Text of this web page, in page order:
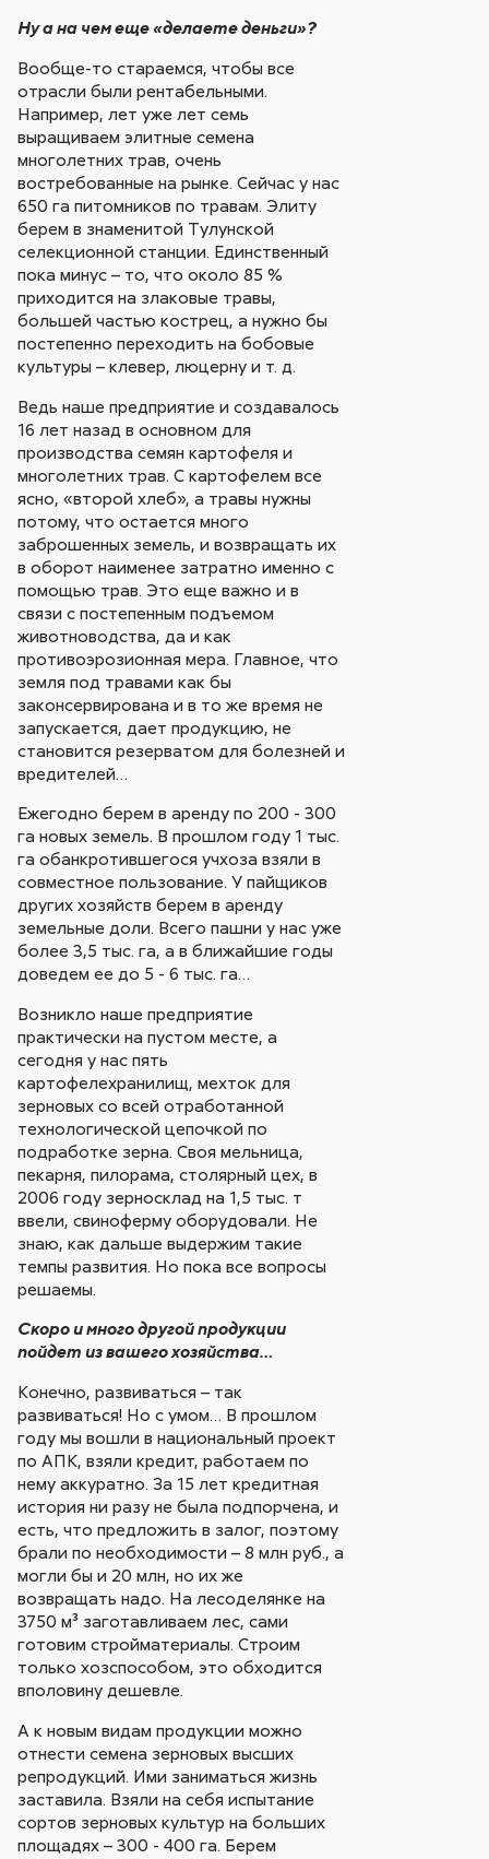
Ну а на чем еще «делаете деньги»?
Вообще-то стараемся, чтобы все
отрасли были рентабельными.
Например, лет уже лет семь
выращиваем элитные семена
многолетних трав, очень
востребованные на рынке. Сейчас у нас
650 га питомников по травам. Элиту
берем в знаменитой Тулунской
селекционной станции. Единственный
пока минус – то, что около 85 %
приходится на злаковые травы,
большей частью кострец, а нужно бы
постепенно переходить на бобовые
культуры – клевер, люцерну и т. д.
Ведь наше предприятие и создавалось
16 лет назад в основном для
производства семян картофеля и
многолетних трав. С картофелем все
ясно, «второй хлеб», а травы нужны
потому, что остается много
заброшенных земель, и возвращать их
в оборот наименее затратно именно с
помощью трав. Это еще важно и в
связи с постепенным подъемом
животноводства, да и как
противоэрозионная мера. Главное, что
земля под травами как бы
законсервирована и в то же время не
запускается, дает продукцию, не
становится резерватом для болезней и
вредителей…
Ежегодно берем в аренду по 200 - 300
га новых земель. В прошлом году 1 тыс.
га обанкротившегося учхоза взяли в
совместное пользование. У пайщиков
других хозяйств берем в аренду
земельные доли. Всего пашни у нас уже
более 3,5 тыс. га, а в ближайшие годы
доведем ее до 5 - 6 тыс. га…
Возникло наше предприятие
практически на пустом месте, а
сегодня у нас пять
картофелехранилищ, мехток для
зерновых со всей отработанной
технологической цепочкой по
подработке зерна. Своя мельница,
пекарня, пилорама, столярный цех, в
2006 году зерносклад на 1,5 тыс. т
ввели, свиноферму оборудовали. Не
знаю, как дальше выдержим такие
темпы развития. Но пока все вопросы
решаемы.
Скоро и много другой продукции
пойдет из вашего хозяйства…
Конечно, развиваться – так
развиваться! Но с умом… В прошлом
году мы вошли в национальный проект
по АПК, взяли кредит, работаем по
нему аккуратно. За 15 лет кредитная
история ни разу не была подпорчена, и
есть, что предложить в залог, поэтому
брали по необходимости – 8 млн руб., а
могли бы и 20 млн, но их же
возвращать надо. На лесоделянке на
3750 м³ заготавливаем лес, сами
готовим стройматериалы. Строим
только хозспособом, это обходится
вполовину дешевле.
А к новым видам продукции можно
отнести семена зерновых высших
репродукций. Ими заниматься жизнь
заставила. Взяли на себя испытание
сортов зерновых культур на больших
площадях – 300 - 400 га. Берем